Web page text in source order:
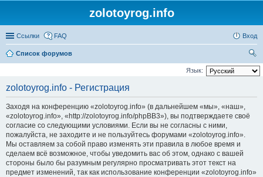
zolotoyrog.info
Ссылки FAQ Вход
Список форумов
ои
Язык:
zolotoyrog.info - Регистрация
Заходя на конференцию «zolotoyrog.info» (в дальнейшем «мы», «наш»,
«zolotoyrog.info», «http://zolotoyrog.info/phpBB3»), вы подтверждаете своё
согласие со следующими условиями. Если вы не согласны с ними,
пожалуйста, не заходите и не пользуйтесь форумами «zolotoyrog.info».
Мы оставляем за собой право изменять эти правила в любое время и
сделаем всё возможное, чтобы уведомить вас об этом, однако с вашей
стороны было бы разумным регулярно просматривать этот текст на
предмет изменений, так как использование конференции «zolotoyrog.info»